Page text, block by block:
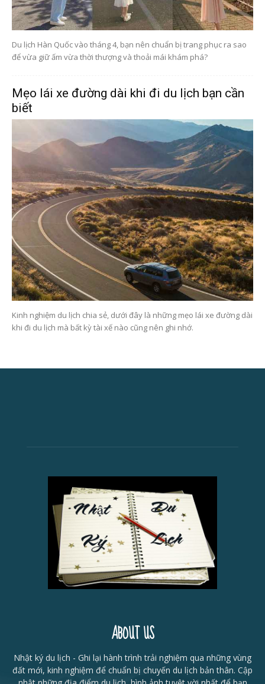
Du lịch Hàn Quốc vào tháng 4, bạn nên chuẩn bị trang phục ra sao
để vừa giữ ấm vừa thời thượng và thoải mái khám phá?
Mẹo lái xe đường dài khi đi du lịch bạn cần
biết
Kinh nghiệm du lịch chia sẻ, dưới đây là những mẹo lái xe đường dài
khi đi du lịch mà bất kỳ tài xế nào cũng nên ghi nhớ.
ABOUT US
Nhật ký du lịch - Ghi lại hành trình trải nghiệm qua những vùng
đất mới, kinh nghiệm để chuẩn bị chuyến du lịch bản thân. Cập